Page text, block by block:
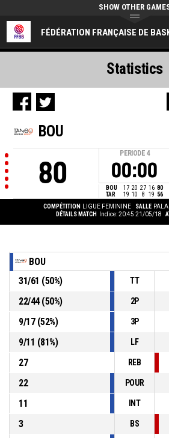
FÉDÉRATION FRANÇAISE DE
SHOW OTHER
BOU
80
PERIODE 4
00:00
BOU 17 20 27 16 80
TAR
19 10 8 19 56
COMPÉTITION LIGUE FEMININE SALLE
DÉTAILS MATCH
Indice: 20:45 21/05/18
Statistics
BOU
31/61 (50%) TT
22/44(50%) 2P
9/17(52%) 3P
9/11 (81%) LF
27
REB
22
POUR
11
INT
3
BS